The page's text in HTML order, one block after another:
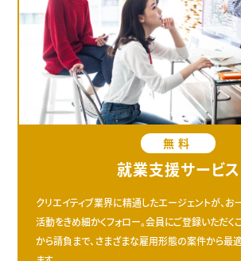
無料
就業支援サービス
クリエイティブ業界に精通したエージェントが、
活動をきめ細かくフォロー。会員にご登録いただく
から請負まで、さまざまな雇用形態の案件から最